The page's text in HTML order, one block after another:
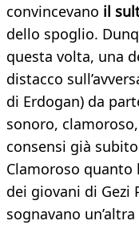
convincevano il
dello spoglio.
questa volta, una
distacco
di Erdogan) da
sonoro,
consensi già
Clamoroso quanto
dei giovani di Gezi
sognavano